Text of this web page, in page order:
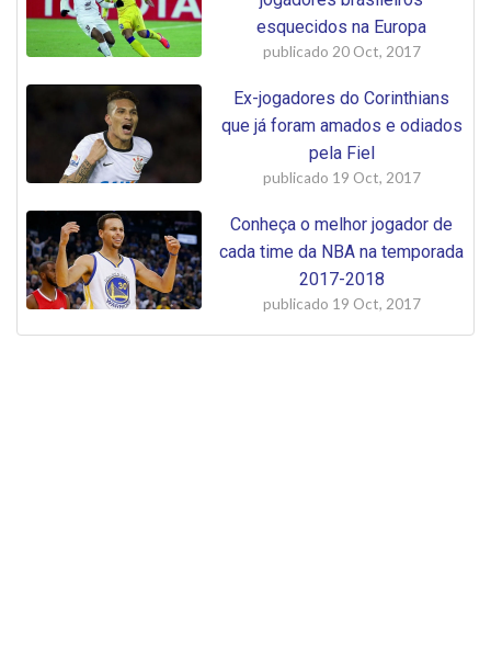
esquecidos na Europa
publicado 20 Oct, 2017
Ex-jogadores do Corinthians
que já foram amados e odiados
pela Fiel
publicado 19 Oct, 2017
Conheça o melhor jogador de
cada time da NBA na temporada
2017-2018
publicado 19 Oct, 2017